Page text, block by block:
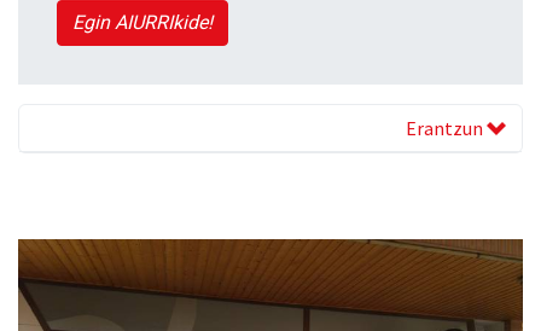
Egin AIURRIkide!
Erantzun